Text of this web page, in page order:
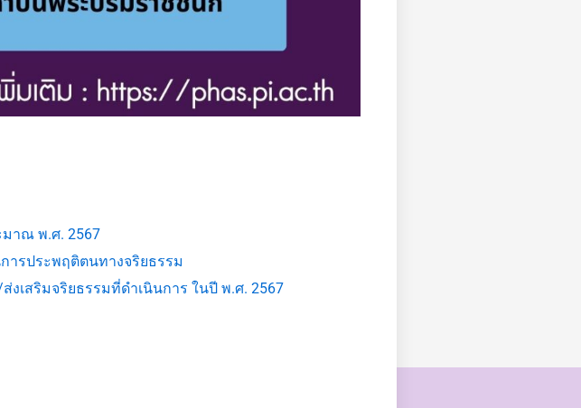
าณ พ.ศ. 2567
ารประพฤติตนทางจริยธรรม
เสริมจริยธรรมที่ดำเนินการ ในปี พ.ศ. 2567